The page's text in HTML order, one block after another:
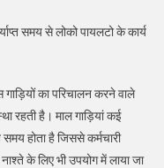
समय से लोको पायलटो के कार्य
का परिचालन करने वाले
रहती है। माल गाड़ियां कई
होता है जिससे कर्मचारी
के लिए भी उपयोग में लाया जा